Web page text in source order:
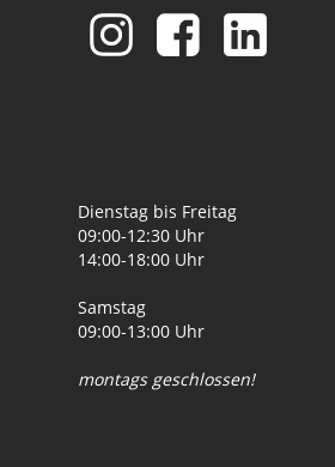
Dienstag bis Freitag
09:00-12:30 Uhr
14:00-18:00 Uhr
Samstag
09:00-13:00 Uhr
montags geschlossen!